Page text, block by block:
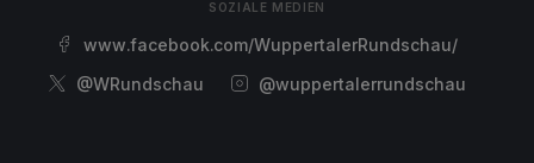
SOZIALE MEDIEN
www.facebook.com/WuppertalerRundschau/
@WRundschau
@wuppertalerrundschau